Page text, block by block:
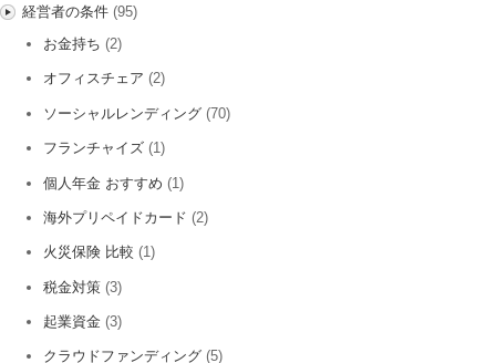
経営者の条件(95)
お金持ち (2)
オフィスチェア (2)
ソーシャルレンディング (70)
フランチャイズ (1)
個人年金 おすすめ (1)
海外プリペイドカード (2)
火災保険 比較 (1)
税金対策 (3)
起業資金 (3)
クラウドファンディング (5)